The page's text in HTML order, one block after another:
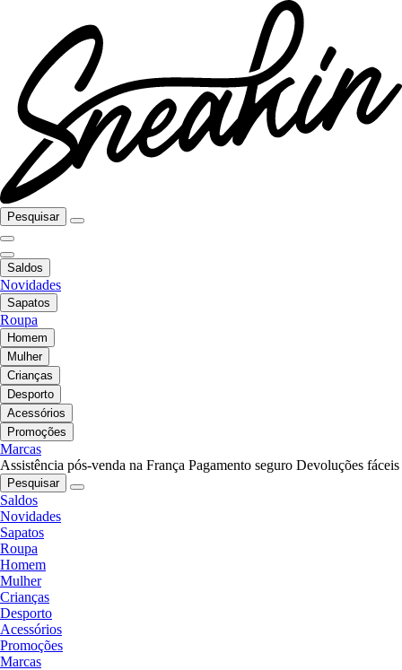
Pesquisar
Saldos
Novidades
Sapatos
Roupa
Homem
Mulher
Crianças
Desporto
Acessórios
Promoções
Marcas
Assistência pós-venda na França Pagamento seguro Devoluções fáceis
Pesquisar
Saldos
Novidades
Sapatos
Roupa
Homem
Mulher
Crianças
Desporto
Acessórios
Promoções
Marcas